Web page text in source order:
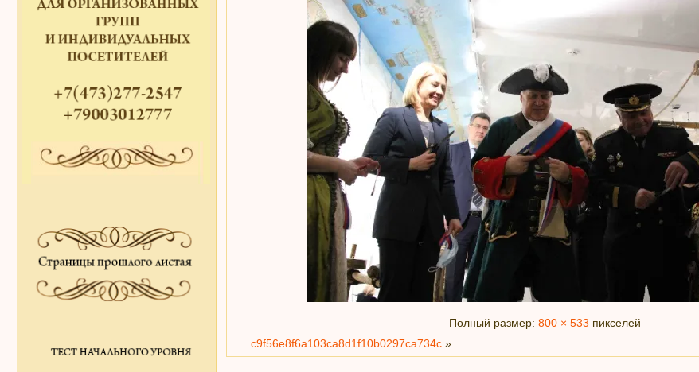
Полный размер: 800 × 533 пикселей
c9f56e8f6a103ca8d1f10b0297ca734c »